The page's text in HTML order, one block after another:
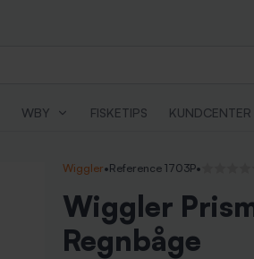
WBY FISKETIPS KUNDCENTER
Wiggler•Reference 1703P•
Wiggler
Regnbåge